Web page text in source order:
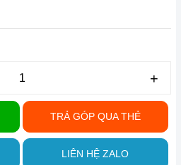
+
TRẢ GÓP QUA THẺ
LIÊN HỆ ZALO